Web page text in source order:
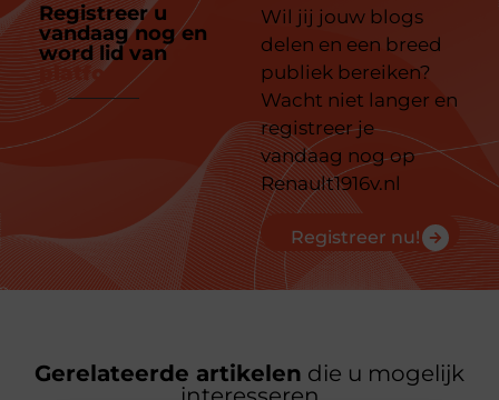
Registreer u
vandaag nog en
word lid van
platform
Wil jij jouw blogs
delen en een breed
publiek bereiken?
Wacht niet langer en
registreer je
vandaag nog op
Renault1916v.nl
Registreer nu!
Gerelateerde artikelen die u mogelijk